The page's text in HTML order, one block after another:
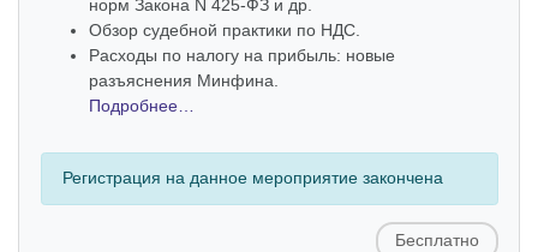
норм Закона N 425-ФЗ и др.
Обзор судебной практики по НДС.
Расходы по налогу на прибыль: новые
разъяснения Минфина.
Подробнее…
Регистрация на данное мероприятие закончена
Бесплатно